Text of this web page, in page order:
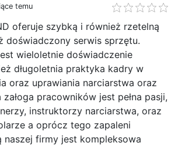
temu
oferuje szybką i również rzetelną
doświadczony serwis sprzętu.
wieloletnie doświadczenie
długoletnia praktyka kadry w
oraz uprawiania narciarstwa oraz
pracowników jest pełna pasji,
instruktorzy narciarstwa, oraz
a oprócz tego zapaleni
naszej firmy jest kompleksowa